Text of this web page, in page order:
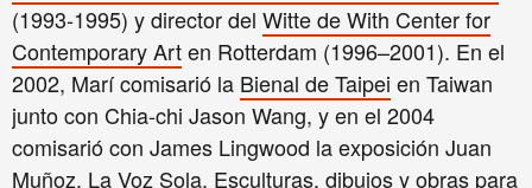
(1993-1995) y director del Witte de With Center for
Contemporary Arten Rotterdam (1996–2001). En el
2002, Marí comisarió la Bienal de Taipei en Taiwan
junto con Chia-chi Jason Wang, y en el 2004
comisarió con James Lingwood la exposición Juan
Muñoz. La Voz Sola. Esculturas, dibujos y obras para